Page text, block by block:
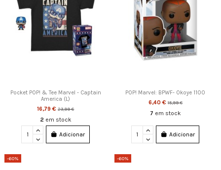
Pocket POP! & Tee Marvel - Captain
America (L)
16,79 €23,99 €
2 em stock
Adicionar
POP! Marvel: BPWF- Okoye 1100
6,40 €15,99 €
7 em stock
Adicionar
-60% -60%